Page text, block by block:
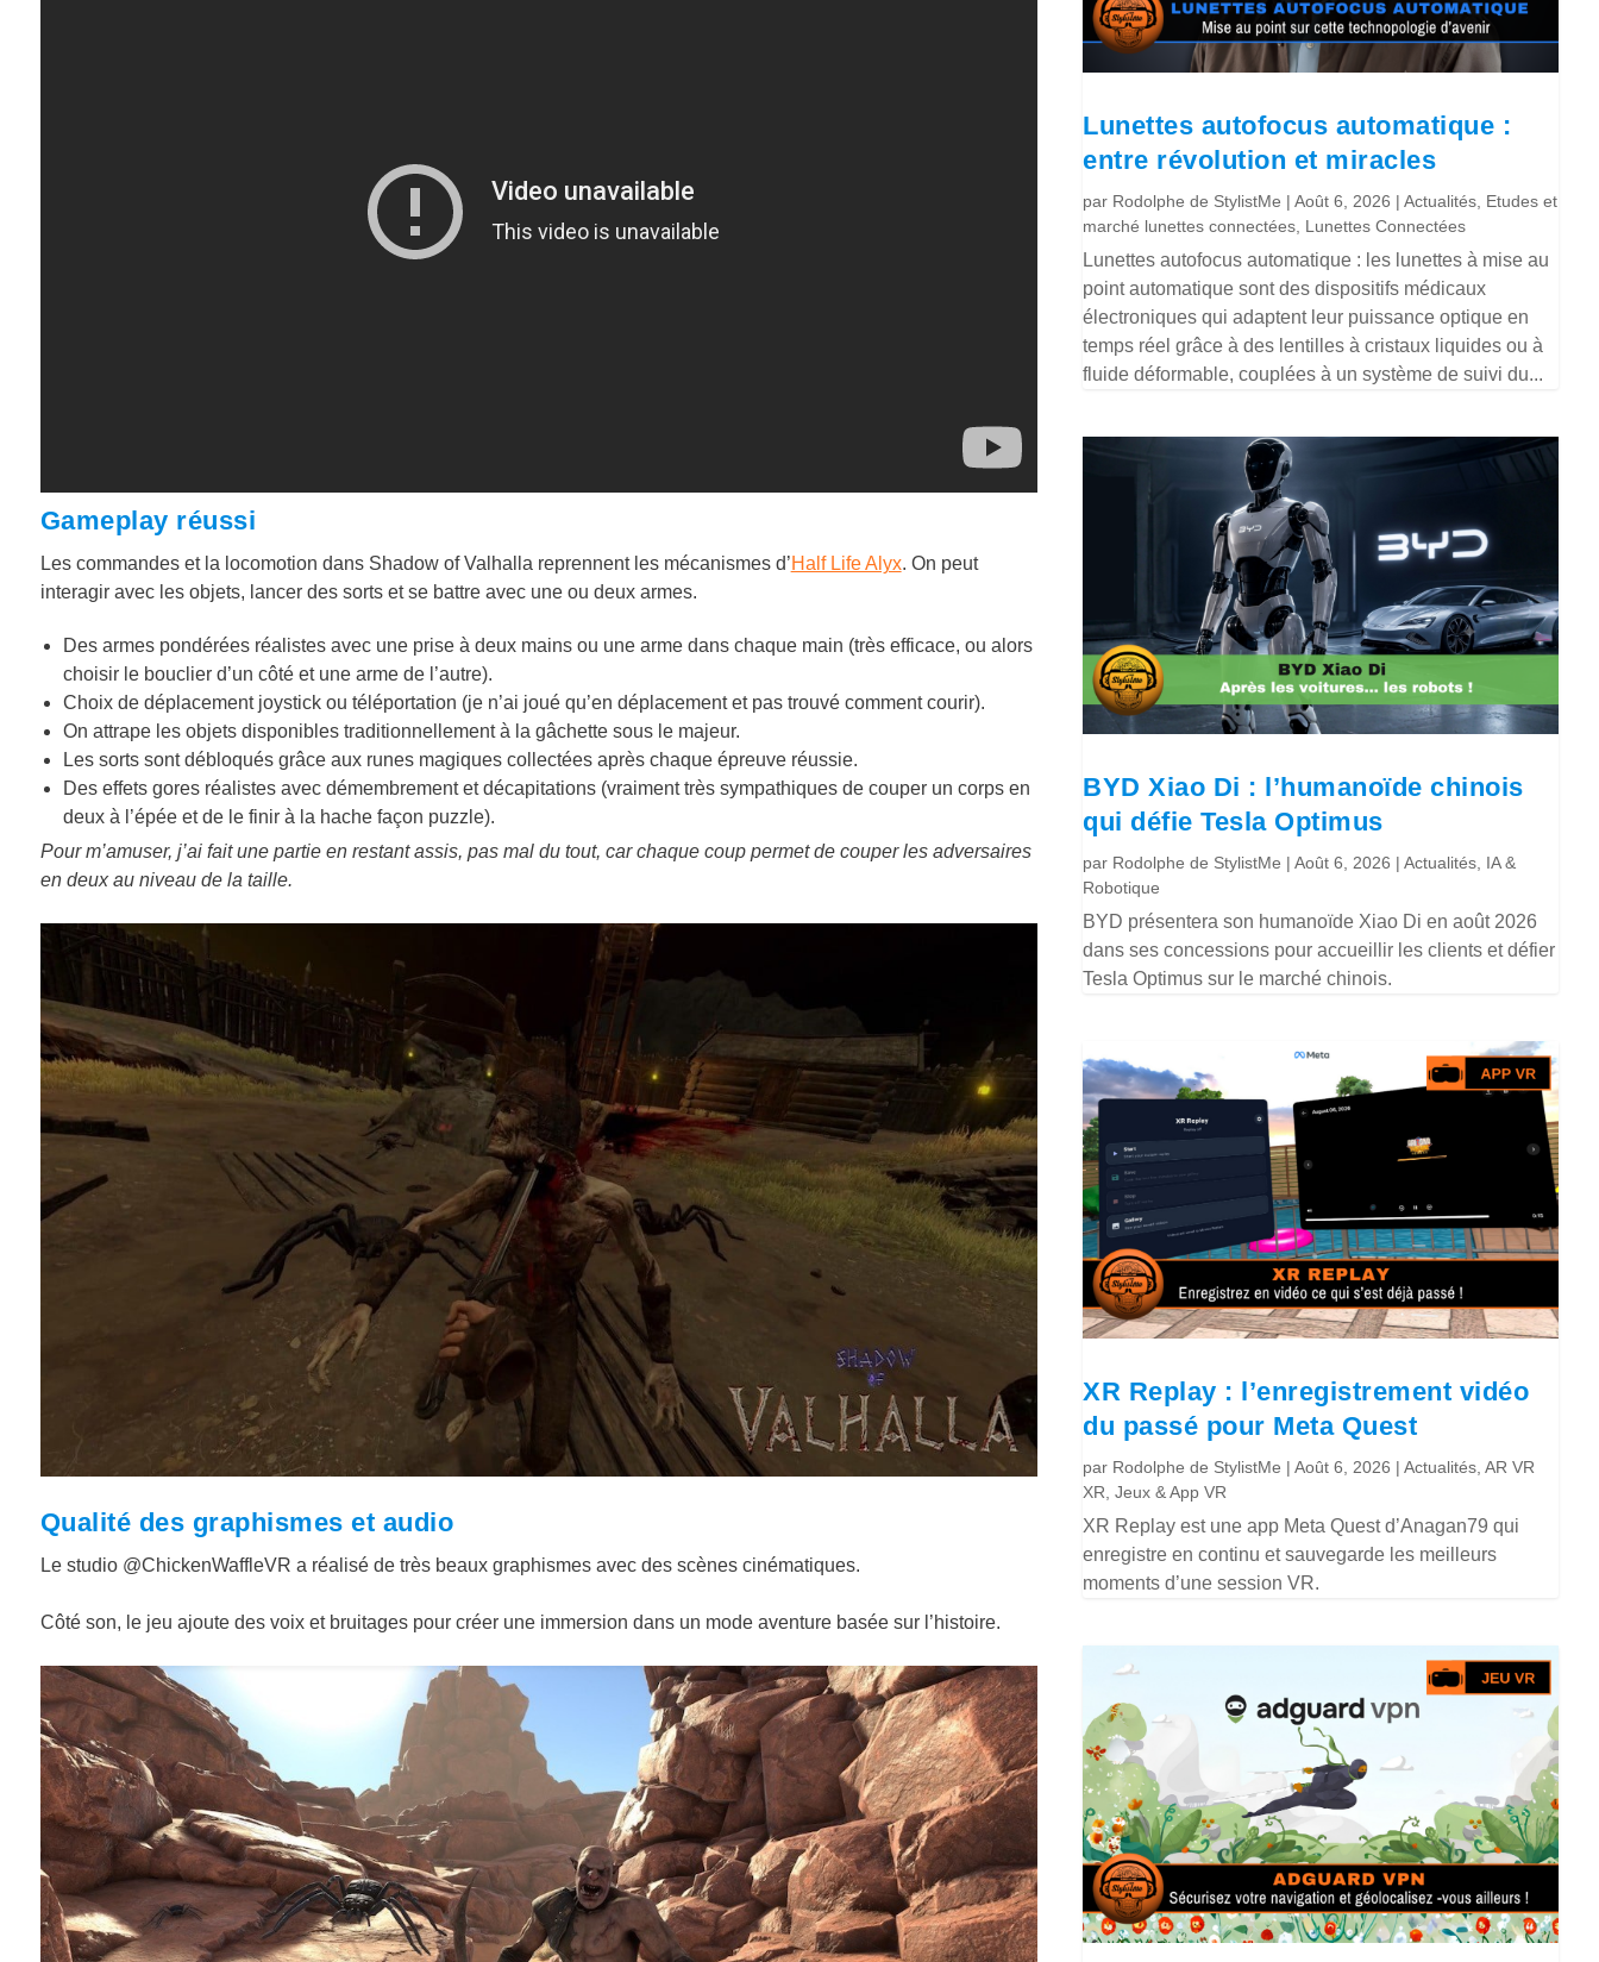
Gameplay réussi
Les commandes et la locomotion dans Shadow of Valhalla reprennent les mécanismes d’Half Life Alyx. On peut
interagir avec les objets, lancer des sorts et se battre avec une ou deux armes.
Des armes pondérées réalistes avec une prise à deux mains ou une arme dans chaque main (très efficace, ou alors
choisir le bouclier d’un côté et une arme de l’autre).
Choix de déplacement joystick ou téléportation (je n’ai joué qu’en déplacement et pas trouvé comment courir).
On attrape les objets disponibles traditionnellement à la gâchette sous le majeur.
Les sorts sont débloqués grâce aux runes magiques collectées après chaque épreuve réussie.
Des effets gores réalistes avec démembrement et décapitations (vraiment très sympathiques de couper un corps en
deux à l’épée et de le finir à la hache façon puzzle).
Pour m’amuser, j’ai fait une partie en restant assis, pas mal du tout, car chaque coup permet de couper les adversaires
en deux au niveau de la taille.
Qualité des graphismes et audio
Le studio @ChickenWaffleVR a réalisé de très beaux graphismes avec des scènes cinématiques.
Côté son, le jeu ajoute des voix et bruitages pour créer une immersion dans un mode aventure basée sur l’histoire.
Lunettes autofocus automatique :
entre révolution et miracles
par Rodolphe de StylistMe |Août 6, 2026 |Actualités Etudes et
marché lunettes connectées Lunettes Connectées
Lunettes autofocus automatique : les lunettes à mise au
point automatique sont des dispositifs médicaux
électroniques qui adaptent leur puissance optique en
temps réel grâce à des lentilles à cristaux liquides ou à
fluide déformable, couplées à un système de suivi du...
BYD Xiao Di : l’humanoïde chinois
qui défie Tesla Optimus
par Rodolphe de StylistMe |Août 6, 2026 |Actualités IA &
Robotique
BYD présentera son humanoïde Xiao Di en août 2026
dans ses concessions pour accueillir les clients et défier
Tesla Optimus sur le marché chinois.
XR Replay : l’enregistrement vidéo
du passé pour Meta Quest
par Rodolphe de StylistMe |Août 6, 2026 |Actualités ,AR VR
XR ,Jeux & App VR
XR Replay est une app Meta Quest d’Anagan79 qui
enregistre en continu et sauvegarde les meilleurs
moments d’une session VR.